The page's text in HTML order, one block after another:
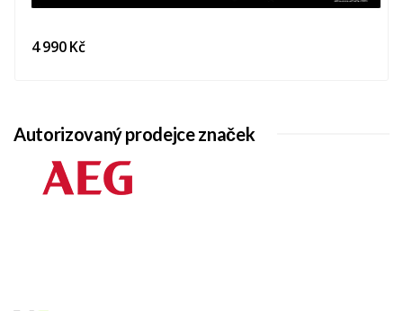
4 990 Kč
Autorizovaný prodejce značek